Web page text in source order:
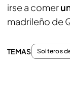
irse a comer
madrileño de
TEMAS Solteros